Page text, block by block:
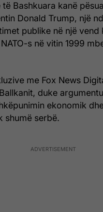
të Bashkuara kanë
Donald Trump, një
publike në një vend
s në vitin 1999
me Fox News
duke
ekonomik
shumë serbë.